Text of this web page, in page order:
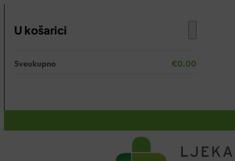
U košarici
Nema proizvoda u košarici.
Sveukupno €0.00